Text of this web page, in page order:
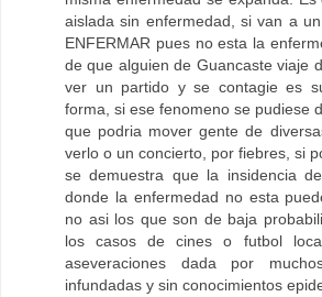
aislada sin enfermedad, si van a
ENFERMAR pues no esta la
de que alguien de Guancaste viaje
ver un partido y se contagie es
forma, si ese fenomeno se pudiese
que podria mover gente de
verlo o un concierto, por fiebres, si
se demuestra que la insidencia
donde la enfermedad no esta
no asi los que son de baja
los casos de cines o futbol
aseveraciones dada por
infundadas y sin conocimientos